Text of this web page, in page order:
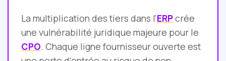
La multiplication des tiers dans l'ERPcrée
une vulnérabilité juridique majeure pour le
CPO. Chaque ligne fournisseur ouverte est